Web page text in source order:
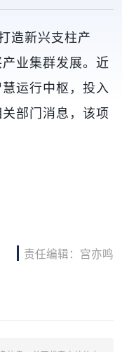
新兴支柱产
业集群发展。近
运行中枢，投入
部门消息，该项
责任编辑：宫亦鸣